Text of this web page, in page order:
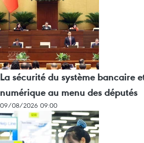
La sécurité du système bancaire
numérique au menu des députés
09/08/2026 09:00